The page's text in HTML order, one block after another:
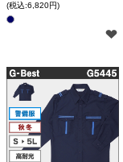
(税込:6,820円)